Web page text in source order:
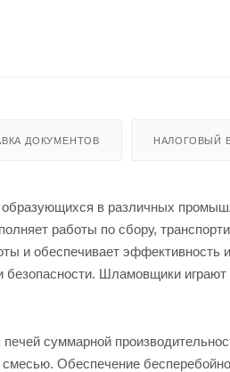
ДОКУМЕНТОВ НАЛОГОВЫЙ
в различных
работы по сбору,
и обеспечивает эффективность
безопасности. Шламовщики
суммарной
Обеспечение